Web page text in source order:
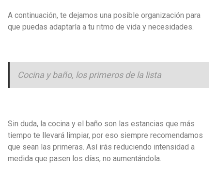
A continuación, te dejamos una posible organización para
que puedas adaptarla a tu ritmo de vida y necesidades.
Cocina y baño, los primeros de la lista
Sin duda, la cocina y el baño son las estancias que más
tiempo te llevará limpiar, por eso siempre recomendamos
que sean las primeras. Así irás reduciendo intensidad a
medida que pasen los días, no aumentándola.